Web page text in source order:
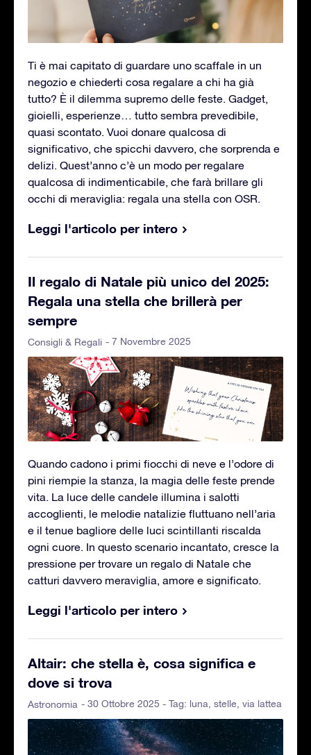
Ti è mai capitato di guardare uno scaffale in un
negozio e chiederti cosa regalare a chi ha già
tutto? È il dilemma supremo delle feste. Gadget,
gioielli, esperienze… tutto sembra prevedibile,
quasi scontato. Vuoi donare qualcosa di
significativo, che spicchi davvero, che sorprenda e
delizi. Quest’anno c’è un modo per regalare
qualcosa di indimenticabile, che farà brillare gli
occhi di meraviglia: regala una stella con OSR.
Leggi l'articolo per intero
Il regalo di Natale più unico del 2025:
Regala una stella che brillerà per
sempre
Consigli & Regali - 7 Novembre 2025
Quando cadono i primi fiocchi di neve e l’odore di
pini riempie la stanza, la magia delle feste prende
vita. La luce delle candele illumina i salotti
accoglienti, le melodie natalizie fluttuano nell’aria
e il tenue bagliore delle luci scintillanti riscalda
ogni cuore. In questo scenario incantato, cresce la
pressione per trovare un regalo di Natale che
catturi davvero meraviglia, amore e significato.
Leggi l'articolo per intero
Altair: che stella è, cosa significa e
dove si trova
Astronomia - 30 Ottobre 2025 - Tag: luna stelle via lattea